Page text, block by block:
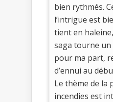
bien rythmés.
l’intrigue est
tient en
saga tourne un
pour ma part,
d’ennui au
Le thème de la
incendies est